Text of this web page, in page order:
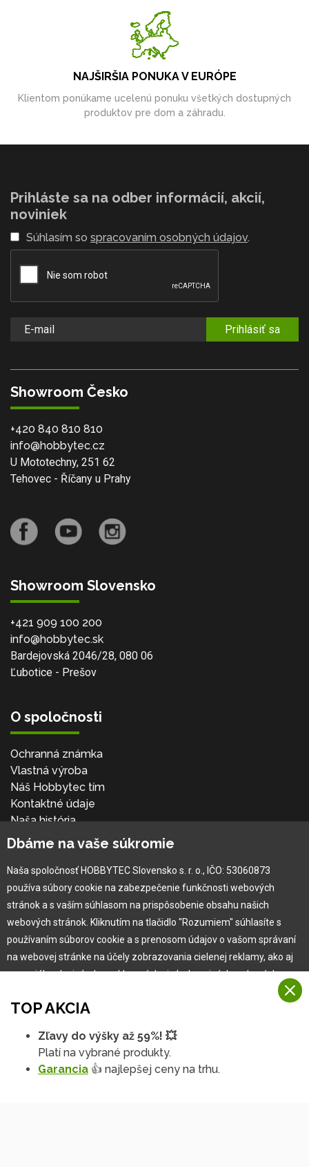
NAJŠIRŠIA PONUKA V EURÓPE
Klientom ponúkame ucelenú ponuku všetkých dostupných
produktov pre dom a záhradu.
Prihláste sa na odber informácií, akcií,
noviniek
Súhlasím so spracovaním osobných údajov.
Prihlásiť sa
Showroom Česko
+420 840 810 810
info@hobbytec.cz
U Mototechny, 251 62
Tehovec - Říčany u Prahy
Showroom Slovensko
+421 909 100 200
info@hobbytec.sk
Bardejovská 2046/28, 080 06
Ľubotice - Prešov
O spoločnosti
Ochranná známka
Vlastná výroba
Náš Hobbytec tím
Kontaktné údaje
Naša história
Kariéra
Pre zákazníka
Garancia najlepšej ceny
Užívateľský manuál
Obchodné podmienky
Zákazník & partner
Novinky
TOP AKCIA
Zľavy do výšky až 59%! 💥
Platí na vybrané produkty.
Garancia 👍 najlepšej ceny na trhu.
Dbáme na vaše súkromie
Naša spoločnosť HOBBYTEC Slovensko s. r. o., IČO: 53060873
používa súbory cookie na zabezpečenie funkčnosti webových
stránok a s vaším súhlasom na prispôsobenie obsahu našich
webových stránok. Kliknutím na tlačidlo "Rozumiem" súhlasíte s
používaním súborov cookie a s prenosom údajov o vašom správaní
na webovej stránke na účely zobrazovania cielenej reklamy, ako aj
na sociálnych sieťach a reklamných sieťach na iných webových
Viac informácií
Na našich webových stránkach používame niekoľko kategórií
Rozumiem